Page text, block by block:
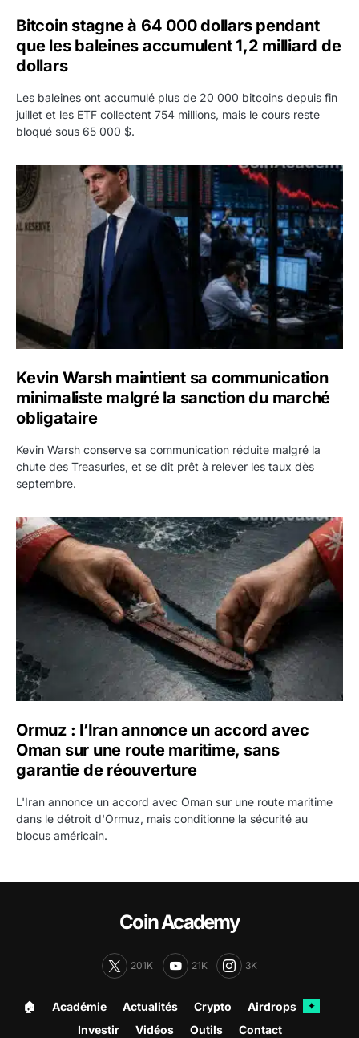
Bitcoin stagne à 64 000 dollars pendant
que les baleines accumulent 1,2 milliard de
dollars
Les baleines ont accumulé plus de 20 000 bitcoins depuis fin
juillet et les ETF collectent 754 millions, mais le cours reste
bloqué sous 65 000 $.
Kevin Warsh maintient sa communication minimaliste
Kevin Warsh maintient sa communication
minimaliste malgré la sanction du marché
obligataire
Kevin Warsh conserve sa communication réduite malgré la
chute des Treasuries, et se dit prêt à relever les taux dès
septembre.
Ormuz : l’Iran annonce un accord avec Oman sur une
Ormuz : l’Iran annonce un accord avec
Oman sur une route maritime, sans
garantie de réouverture
L'Iran annonce un accord avec Oman sur une route maritime
dans le détroit d'Ormuz, mais conditionne la sécurité au
blocus américain.
Coin Academy
201K 21K 3K
🏠︎ Académie Actualités Crypto Airdrops ✦
Investir Vidéos Outils Contact